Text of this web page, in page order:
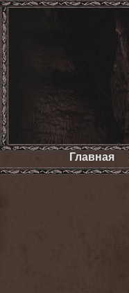
Главная